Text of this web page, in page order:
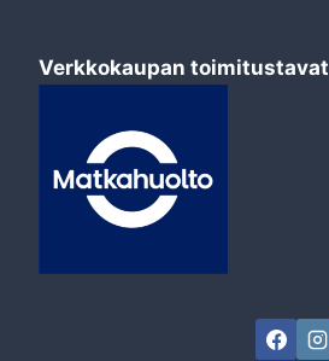
Verkkokaupan toimitustavat